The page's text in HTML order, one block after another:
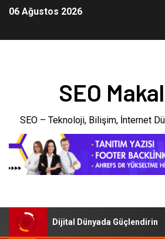
06 Ağustos 2026
SEO
SEO – Teknoloji, Bilişim, İnternet
Dijital Dünyada Güçlendirin